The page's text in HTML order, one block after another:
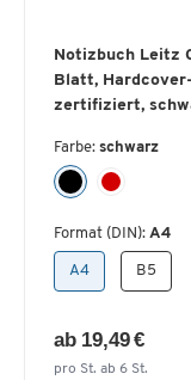
Notizbuch Leitz
Blatt,
zertifiziert,
Farbe: schwarz
Format (DIN): A4
A4 B5
ab 19,49 €
pro St. ab 6 St.